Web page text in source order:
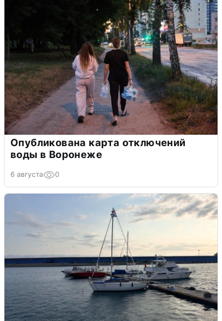
Опубликована карта отключений
воды в Воронеже
6 августа 0